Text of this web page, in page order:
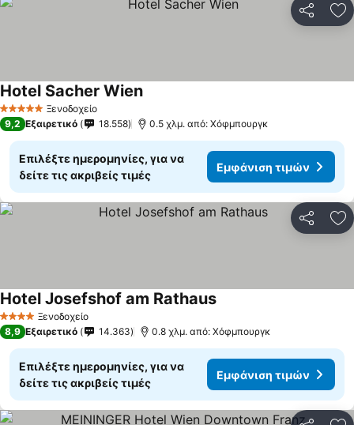
5 Αστέρια Ξενοδοχείο
Hotel Sacher Wien
9,2 Εξαιρετικό 18.558 0.5 χλμ. από: Χόφμπουργκ
Επιλέξτε ημερομηνίες, για να
δείτε τις ακριβείς τιμές
Εμφάνιση τιμών
4 ΑστέριαΞενοδοχείο
Hotel Josefshof am Rathaus
8,9 Εξαιρετικό 14.363 0.8 χλμ. από: Χόφμπουργκ
Επιλέξτε ημερομηνίες, για να
δείτε τις ακριβείς τιμές
Εμφάνιση τιμών